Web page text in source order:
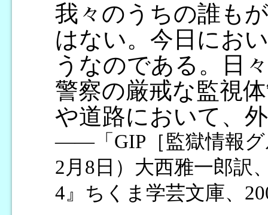
我々のうちの誰も
はない。今日にお
うなのである。日
警察の厳戒な監視
や道路において、
――「GIP［監獄情報グ
2月8日）大西雅一郎訳
4』ちくま学芸文庫、